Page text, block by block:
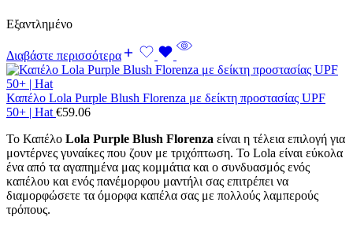
Εξαντλημένο
Διαβάστε περισσότερα
Καπέλο Lola Purple Blush Florenza με δείκτη προστασίας UPF
50+ | Hat €59.06
Το Καπέλο Lola Purple Blush Florenza είναι η τέλεια επιλογή για
μοντέρνες γυναίκες που ζουν με τριχόπτωση. Το Lola είναι εύκολα
ένα από τα αγαπημένα μας κομμάτια και ο συνδυασμός ενός
καπέλου και ενός πανέμορφου μαντήλι σας επιτρέπει να
διαμορφώσετε τα όμορφα καπέλα σας με πολλούς λαμπερούς
τρόπους.